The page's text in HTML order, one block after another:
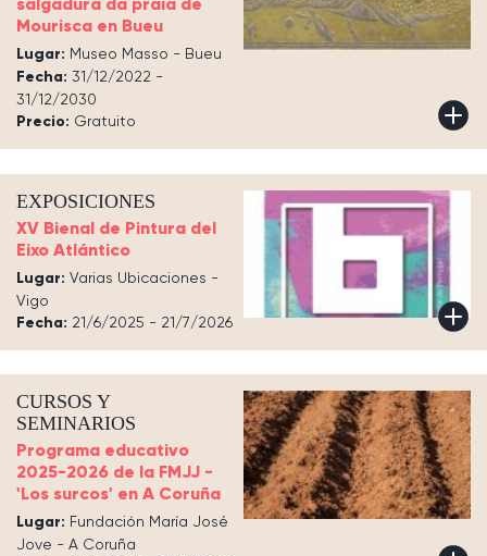
Mourisca en Bueu
Lugar: Museo Masso - Bueu
Fecha: 31/12/2022 -
31/12/2030
Precio: Gratuito
EXPOSICIONES
XV Bienal de Pintura del
Eixo Atlántico
Lugar: Varias Ubicaciones -
Vigo
Fecha: 21/6/2025 - 21/7/2026
CURSOS Y
SEMINARIOS
Programa educativo
2025-2026 de la FMJJ -
'Los surcos' en A Coruña
Lugar: Fundación María José
Jove - A Coruña